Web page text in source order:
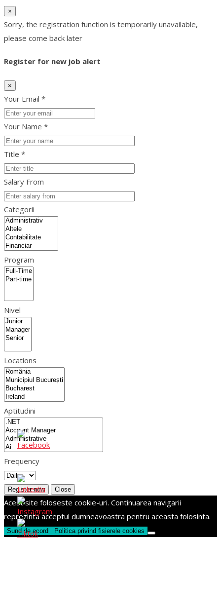
×
Sorry, the registration function is temporarily unavailable,
please come back later
Register for new job alert
×
Your Email *
Your Name *
Title *
Salary From
Categorii
Program
Nivel
Locations
Aptitudini
Frequency
Register now Close
Acest site foloseste cookie-uri. Continuarea navigarii
reprezinta acceptul dumneavoastra pentru aceasta folosinta.
Sund de acord Politica privind fisierele cookies